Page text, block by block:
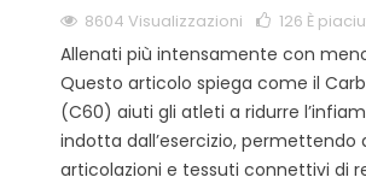
8604 Visualizzazioni 126 È
Allenati più intensamente con
Questo articolo spiega come il
(C60) aiuti gli atleti a ridurre
indotta dall’esercizio, permettendo
articolazioni e tessuti connettivi di